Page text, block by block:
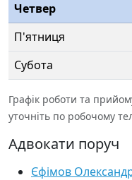
Четвер
П'ятниця
Субота
Графік роботи та
уточніть по робочому
Адвокати поруч
Єфімов